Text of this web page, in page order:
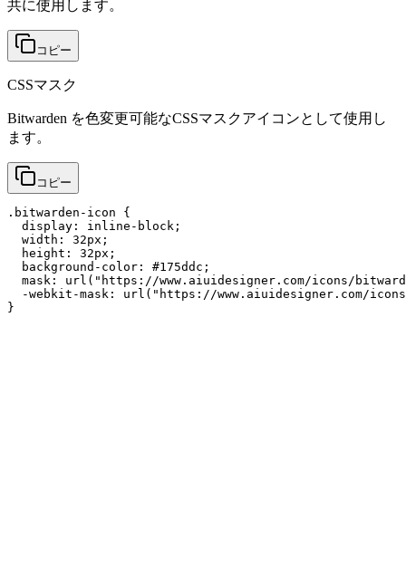
共に使用します。
コピー
CSSマスク
Bitwarden を色変更可能なCSSマスクアイコンとして使用し
ます。
コピー
.bitwarden-icon {
  display: inline-block;
  width: 32px;
  height: 32px;
  background-color: #175ddc;
mask: url("https://www.aiuidesigner.com/icons/
-webkit-mask: url("https://www.aiuidesigner.com/
}